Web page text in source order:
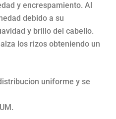
y encrespamiento. Al
debido a su
y brillo del cabello.
los rizos obteniendo un
uniforme y se